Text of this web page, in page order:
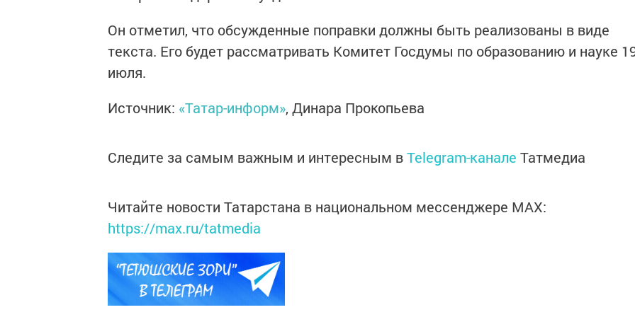
Он отметил, что обсужденные поправки должны быть реализованы в виде
текста. Его будет рассматривать Комитет Госдумы по образованию и науке
июля.
Источник: «Татар-информ», Динара Прокопьева
Следите за самым важным и интересным вTelegram-канале Татмедиа
Читайте новости Татарстана в национальном мессенджере MАХ:
https://max.ru/tatmedia